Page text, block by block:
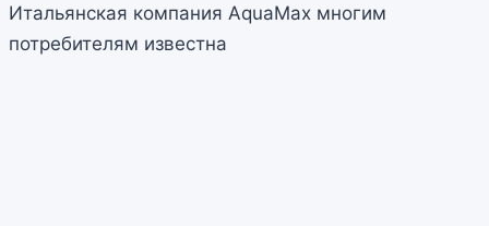
Итальянская компания AquaMax многим
потребителям известна